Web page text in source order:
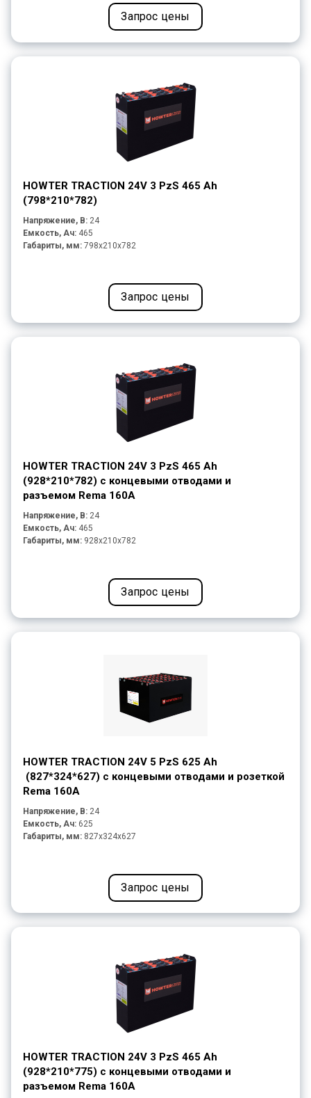
Запрос цены
HOWTER TRACTION 24V 3 PzS 465 Ah
(798*210*782)
Напряжение, В: 24
Емкость, Ач: 465
Габариты, мм: 798x210x782
Запрос цены
HOWTER TRACTION 24V 3 PzS 465 Ah
(928*210*782) с концевыми отводами и
разъемом Rema 160A
Напряжение, В: 24
Емкость, Ач: 465
Габариты, мм: 928x210x782
Запрос цены
HOWTER TRACTION 24V 5 PzS 625 Ah
(827*324*627) с концевыми отводами и розеткой
Rema 160A
Напряжение, В: 24
Емкость, Ач: 625
Габариты, мм: 827x324x627
Запрос цены
HOWTER TRACTION 24V 3 PzS 465 Ah
(928*210*775) с концевыми отводами и
разъемом Rema 160A